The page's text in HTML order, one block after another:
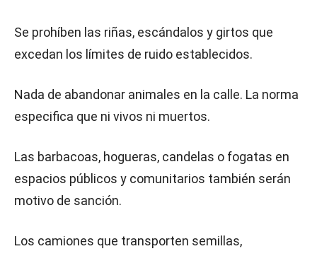
Se prohíben las riñas, escándalos y girtos que
excedan los límites de ruido establecidos.
Nada de abandonar animales en la calle. La norma
especifica que ni vivos ni muertos.
Las barbacoas, hogueras, candelas o fogatas en
espacios públicos y comunitarios también serán
motivo de sanción.
Los camiones que transporten semillas,